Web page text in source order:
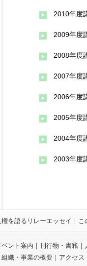
2010年度
2009年度
2008年度
2007年度
2006年度
2005年度
2004年度
2003年度
権を語るリレーエッセイ ｜ こ
ント案内 ｜ 刊行物・書籍 ｜
組織・事業の概要 ｜ アクセス